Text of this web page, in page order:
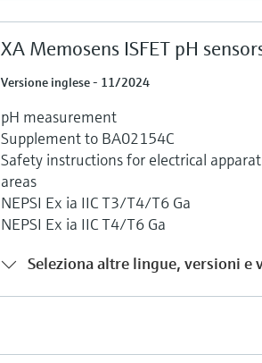
XA Memosens ISFET pH
Versione inglese - 11/2024
pH measurement
Supplement to BA02154C
Safety instructions for electrical
areas
NEPSI Ex ia IIC T3/T4/T6 Ga
NEPSI Ex ia IIC T4/T6 Ga
Seleziona altre lingue, versioni e